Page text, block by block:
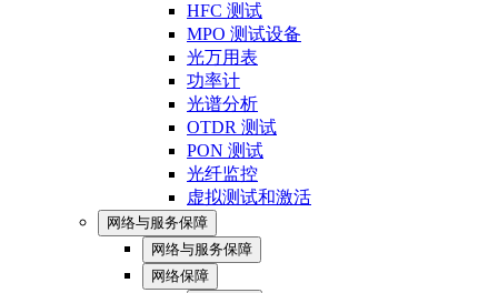
HFC 测试
MPO 测试设备
光万用表
功率计
光谱分析
OTDR 测试
PON 测试
光纤监控
虚拟测试和激活
网络与服务保障
网络与服务保障
网络保障